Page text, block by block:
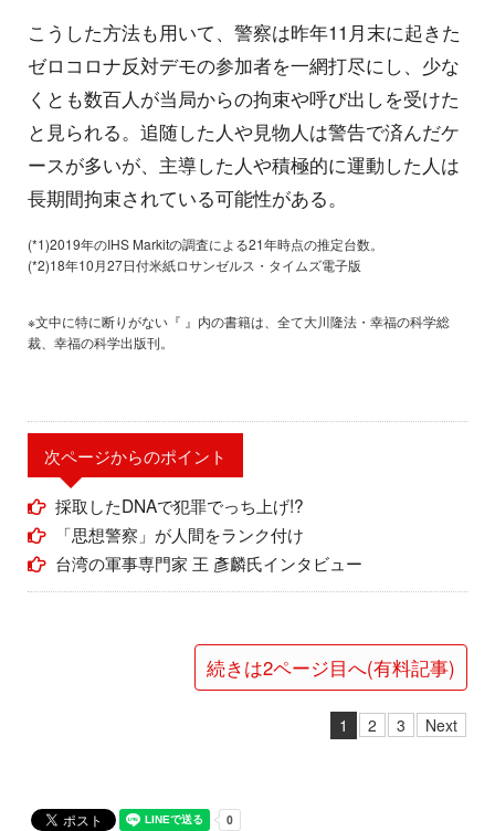
こうした方法も用いて、警察は昨年11月末に起きた
ゼロコロナ反対デモの参加者を一網打尽にし、少な
くとも数百人が当局からの拘束や呼び出しを受けた
と見られる。追随した人や見物人は警告で済んだケ
ースが多いが、主導した人や積極的に運動した人は
長期間拘束されている可能性がある。
(*1)2019年のIHS Markitの調査による21年時点の推定台数。
(*2)18年10月27日付米紙ロサンゼルス・タイムズ電子版
※文中に特に断りがない『 』内の書籍は、全て大川隆法・幸福の科学総
裁、幸福の科学出版刊。
次ページからのポイント
採取したDNAで犯罪でっち上げ!?
「思想警察」が人間をランク付け
台湾の軍事専門家 王 彥麟氏インタビュー
続きは2ページ目へ(有料記事)
1 2 3 Next